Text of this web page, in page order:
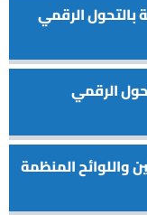
بالتحول الرقمي
الرقمي
واللوائح المنظمة